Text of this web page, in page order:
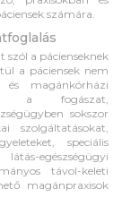
számára.
a pácienseknek
a páciensek nem
magánkórházi
a fogászat,
sokszor
szolgáltatásokat,
speciális
egészségügyi
távol-keleti
magánpraxisok